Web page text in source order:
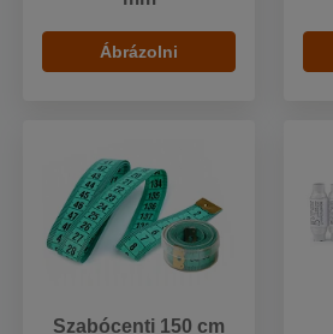
Ábrázolni
Szabócenti 150 cm